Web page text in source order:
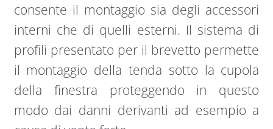
consente il montaggio sia degli accessori
interni che di quelli esterni. Il sistema di
profili presentato per il brevetto permette
il montaggio della tenda sotto la cupola
della finestra proteggendo in questo
modo dai danni derivanti ad esempio a